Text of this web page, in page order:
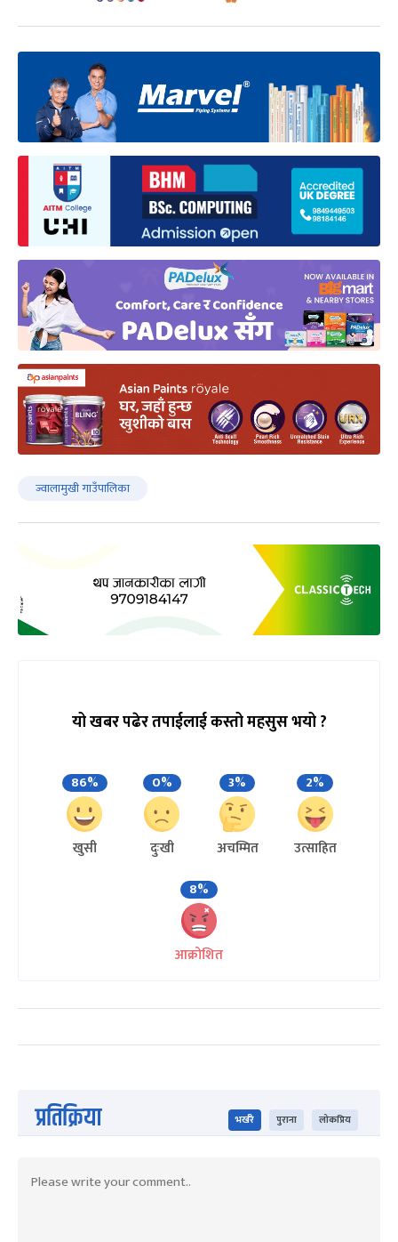
ज्वालामुखी गाउँपालिका
यो खबर पढेर तपाईलाई कस्तो महसुस भयो ?
86%
खुसी
0%
दुःखी
3%
अचम्मित
2%
उत्साहित
8%
आक्रोशित
प्रतिक्रिया भर्खरै पुराना लोकप्रिय